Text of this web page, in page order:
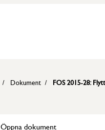
Dokument FOS 2015-28: Flyttning av
Öppna dokument